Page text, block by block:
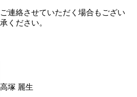
連絡させていただく場合もござい
ください。
高塚 麗生